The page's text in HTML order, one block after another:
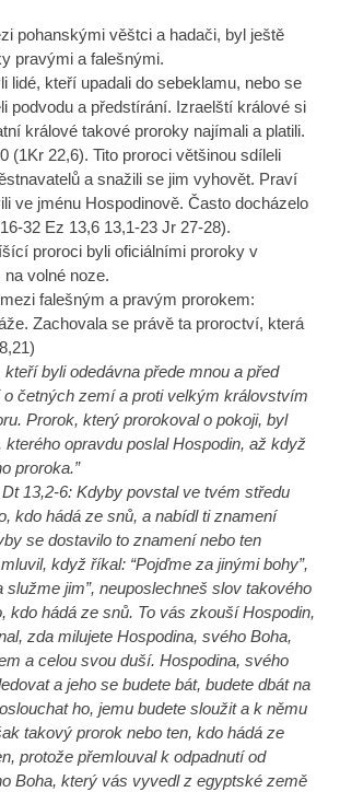
pohanskými věštci a hadači, byl ještě
pravými a falešnými.
lidé, kteří upadali do sebeklamu, nebo se
podvodu a předstírání. Izraelští králové si
králové takové proroky najímali a platili.
(1Kr 22,6). Tito proroci většinou sdíleli
a snažili se jim vyhovět. Praví
ve jménu Hospodinově. Často docházelo
32 Ez 13,6 13,1-23 Jr 27-28).
proroci byli oficiálními proroky v
volné noze.
falešným a pravým prorokem:
Zachovala se právě ta proroctví, která
byli odedávna přede mnou a před
o četných zemí a proti velkým královstvím
Prorok, který prorokoval o pokoji, byl
kterého opravdu poslal Hospodin, až když
proroka.”
Dt 13,2-6: Kdyby povstal ve tvém středu
kdo hádá ze snů, a nabídl ti znamení
se dostavilo to znamení nebo ten
když říkal: “Pojďme za jinými bohy”,
služme jim”, neuposlechneš slov takového
kdo hádá ze snů. To vás zkouší Hospodin,
zda milujete Hospodina, svého Boha,
a celou svou duší. Hospodina, svého
a jeho se budete bát, budete dbát na
ho, jemu budete sloužit a k němu
takový prorok nebo ten, kdo hádá ze
protože přemlouval k odpadnutí od
Boha, který vás vyvedl z egyptské země